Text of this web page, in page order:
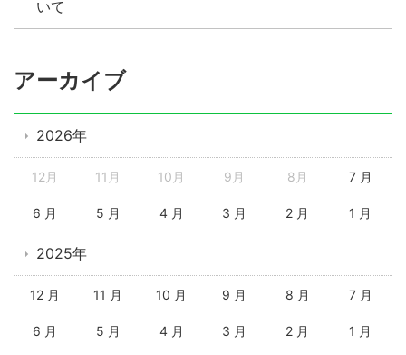
いて
アーカイブ
2026年
12月 11月 10月 9月 8月 7 月
6 月 5 月 4 月 3 月 2 月 1 月
2025年
12 月 11 月 10 月 9 月 8 月 7 月
6 月 5 月 4 月 3 月 2 月 1 月